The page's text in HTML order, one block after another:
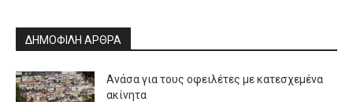
ΔΗΜΟΦΙΛΗ ΑΡΘΡΑ
Ανάσα για τους οφειλέτες με κατεσχεμένα
ακίνητα